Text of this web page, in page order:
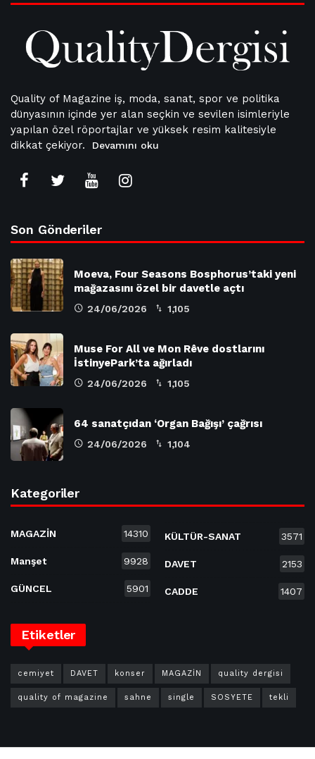
Quality of Magazine iş, moda, sanat, spor ve politika
dünyasının içinde yer alan seçkin ve sevilen isimleriyle
yapılan özel röportajlar ve yüksek resim kalitesiyle
dikkat çekiyor.
Devamını oku
Son Gönderiler
Moeva, Four Seasons Bosphorus’taki yeni
mağazasını özel bir davetle açtı
24/06/2026 1,105
Muse For All ve Mon Rêve dostlarını
İstinyePark’ta ağırladı
24/06/2026 1,105
64 sanatçıdan ‘Organ Bağışı’ çağrısı
24/06/2026 1,104
Kategoriler
MAGAZİN 14310
Manşet 9928
GÜNCEL 5901
KÜLTÜR-SANAT 3571
DAVET 2153
CADDE 1407
Etiketler
cemiyet DAVET konser MAGAZİN quality dergisi
quality of magazine sahne single SOSYETE tekli